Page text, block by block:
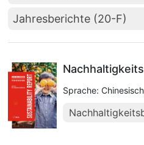
Jahresberichte (20-F)
Sprache: Chinesisch